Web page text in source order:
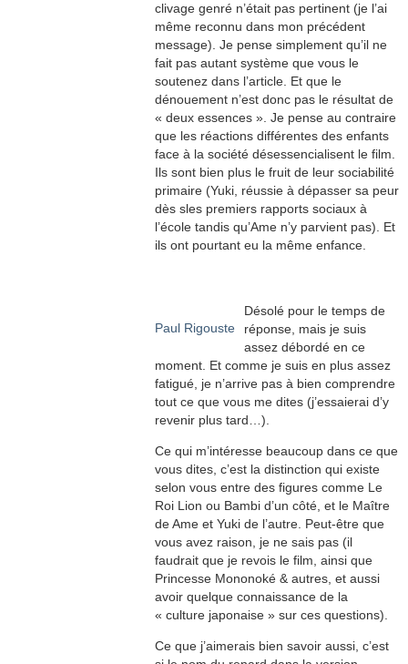
clivage genré n’était pas pertinent (je l’ai
même reconnu dans mon précédent
message). Je pense simplement qu’il ne
fait pas autant système que vous le
soutenez dans l’article. Et que le
dénouement n’est donc pas le résultat de
« deux essences ». Je pense au contraire
que les réactions différentes des enfants
face à la société désessencialisent le film.
Ils sont bien plus le fruit de leur sociabilité
primaire (Yuki, réussie à dépasser sa peur
dès sles premiers rapports sociaux à
l’école tandis qu’Ame n’y parvient pas). Et
ils ont pourtant eu la même enfance.
Paul Rigouste
Désolé pour le temps de
réponse, mais je suis
assez débordé en ce
moment. Et comme je suis en plus assez
fatigué, je n’arrive pas à bien comprendre
tout ce que vous me dites (j’essaierai d’y
revenir plus tard…).
Ce qui m’intéresse beaucoup dans ce que
vous dites, c’est la distinction qui existe
selon vous entre des figures comme Le
Roi Lion ou Bambi d’un côté, et le Maître
de Ame et Yuki de l’autre. Peut-être que
vous avez raison, je ne sais pas (il
faudrait que je revois le film, ainsi que
Princesse Mononoké & autres, et aussi
avoir quelque connaissance de la
« culture japonaise » sur ces questions).
Ce que j’aimerais bien savoir aussi, c’est